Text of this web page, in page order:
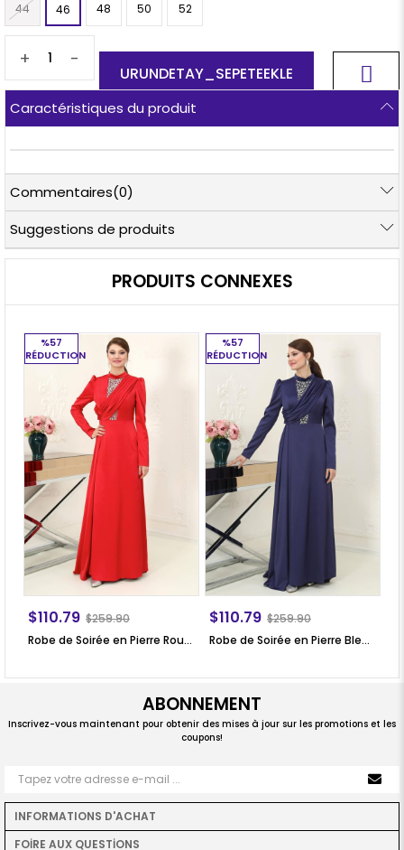
44 46 48 50 52
+ -
Caractéristiques du produit
Commentaires(0)
Suggestions de produits
PRODUITS CONNEXES
Robe de Soirée en Pierre Rouge SN64
$110.79 $259.90
%57
RÉDUCTION
Robe de Soirée en Pierre Bleu Marin SN64
$110.79 $259.90
%57
RÉDUCTION
ABONNEMENT
Inscrivez-vous maintenant pour obtenir des mises à jour sur les promotions et les
coupons!
INFORMATIONS D'ACHAT
FOİRE AUX QUESTİONS